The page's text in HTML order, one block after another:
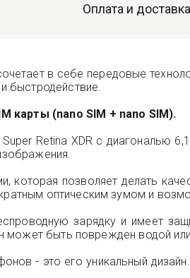
Оплата и доставка
в себе передовые
быстродействие.
карты (nano SIM + nano SIM).
Retina XDR с диагональю
которая позволяет делать
оптическим зумом и
зарядку и имеет
может быть поврежден водой
- это его уникальный